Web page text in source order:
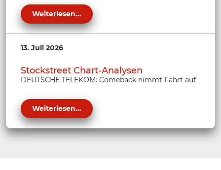
Weiterlesen...
13. Juli 2026
Stockstreet Chart-Analysen
DEUTSCHE TELEKOM: Comeback nimmt Fahrt auf
Weiterlesen...